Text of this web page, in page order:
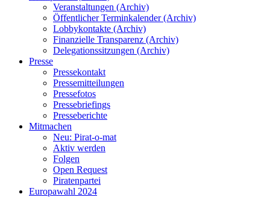
Veranstaltungen (Archiv)
Öffentlicher Terminkalender (Archiv)
Lobbykontakte (Archiv)
Finanzielle Transparenz (Archiv)
Delegationssitzungen (Archiv)
Presse
Pressekontakt
Pressemitteilungen
Pressefotos
Pressebriefings
Presseberichte
Mitmachen
Neu: Pirat-o-mat
Aktiv werden
Folgen
Open Request
Piratenpartei
Europawahl 2024